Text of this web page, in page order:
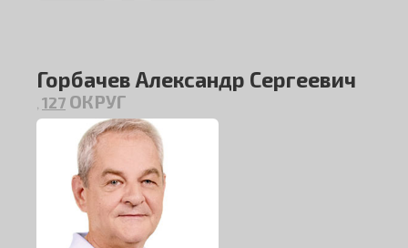
Горбачев Александр Сергеевич
127 ОКРУГ